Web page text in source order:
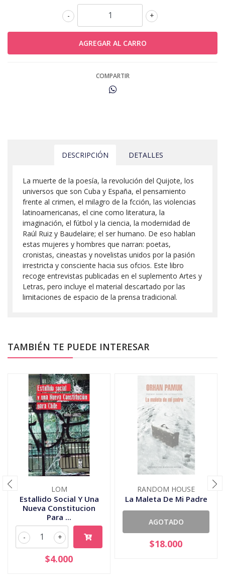
+
-
COMPARTIR
DESCRIPCIÓN DETALLES
La muerte de la poesía, la revolución del Quijote, los
universos que son Cuba y España, el pensamiento
frente al crimen, el milagro de la fcción, las violencias
latinoamericanas, el cine como literatura, la
imaginación, el fútbol y la ciencia, la modernidad de
Raúl Ruiz y Baudelaire; el ser humano. De eso hablan
estas mujeres y hombres que narran: poetas,
cronistas, cineastas y novelistas unidos por la pasión
irrestricta y consciente hacia sus ofcios. Este libro
recoge entrevistas publicadas en el suplemento Artes y
Letras, pero incluye el material descartado por las
limitaciones de espacio de la prensa tradicional.
TAMBIÉN TE PUEDE INTERESAR
LOM
Estallido Social Y Una
Nueva Constitucion
Para ...
+
-
$4.000
RANDOM HOUSE
La Maleta De Mi Padre
AGOTADO
$18.000